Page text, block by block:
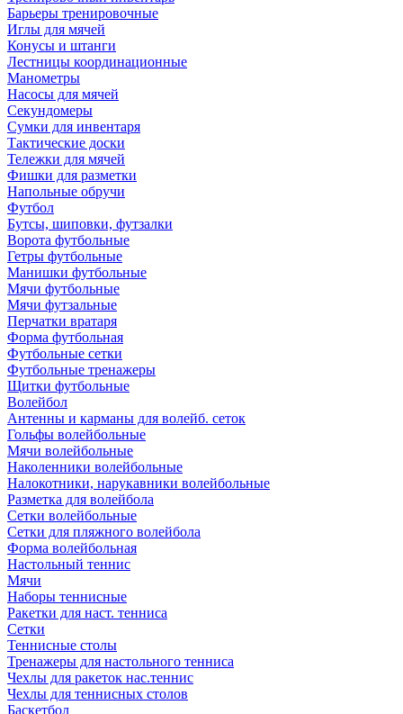
Барьеры тренировочные
Иглы для мячей
Конусы и штанги
Лестницы координационные
Манометры
Насосы для мячей
Секундомеры
Сумки для инвентаря
Тактические доски
Тележки для мячей
Фишки для разметки
Напольные обручи
Футбол
Бутсы, шиповки, футзалки
Ворота футбольные
Гетры футбольные
Манишки футбольные
Мячи футбольные
Мячи футзальные
Перчатки вратаря
Форма футбольная
Футбольные сетки
Футбольные тренажеры
Щитки футбольные
Волейбол
Антенны и карманы для волейб. сеток
Гольфы волейбольные
Мячи волейбольные
Наколенники волейбольные
Налокотники, нарукавники волейбольные
Разметка для волейбола
Сетки волейбольные
Сетки для пляжного волейбола
Форма волейбольная
Настольный теннис
Мячи
Наборы теннисные
Ракетки для наст. тенниса
Сетки
Теннисные столы
Тренажеры для настольного тенниса
Чехлы для ракеток нас.теннис
Чехлы для теннисных столов
Баскетбол